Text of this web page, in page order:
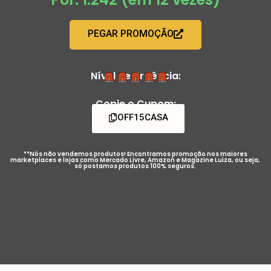
PEGAR PROMOÇÃO
Nível de Urgência:
Copie o Cupom:
OFF15CASA
**Nós não vendemos produtos! Encontramos promoção nos maiores
marketplaces e lojas como Mercado Livre, Amazon e Magazine Luiza, ou seja,
só postamos produtos 100% seguros.